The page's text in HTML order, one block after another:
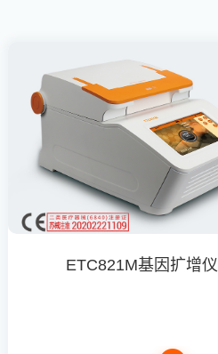
ETC821M基因扩增仪